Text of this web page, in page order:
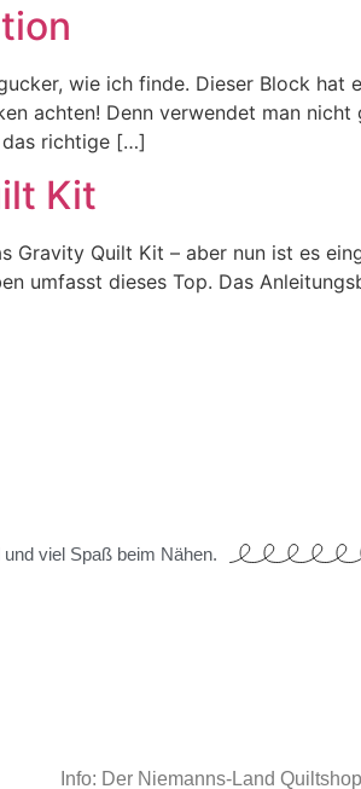
wie ich finde. Dieser Block hat
achten! Denn verwendet man
das richtige […]
Kit
Gravity Quilt Kit – aber nun ist es
umfasst dieses Top. Das
und viel Spaß beim Nähen.
Info: Der Niemanns-Land